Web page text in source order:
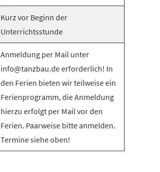
Kurz vor Beginn der
Unterrichtsstunde
Anmeldung per Mail unter
info@tanzbau.de erforderlich! In
den Ferien bieten wir teilweise ein
Ferienprogramm, die Anmeldung
hierzu erfolgt per Mail vor den
Ferien. Paarweise bitte anmelden.
Termine siehe oben!